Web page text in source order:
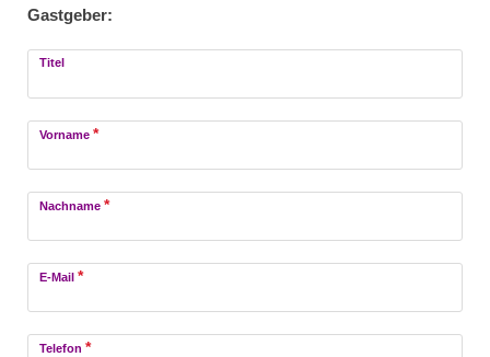
Gastgeber:
Titel
Vorname *
Nachname *
E-Mail *
Telefon *